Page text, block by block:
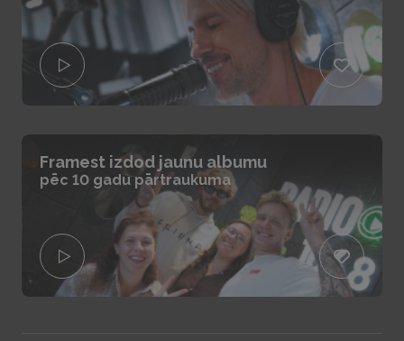
Framest izdod jaunu albumu
pēc 10 gadu pārtraukuma